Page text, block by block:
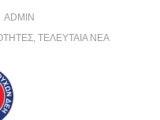
ADMIN
, ΤΕΛΕΥΤΑΙΑ ΝΕΑ